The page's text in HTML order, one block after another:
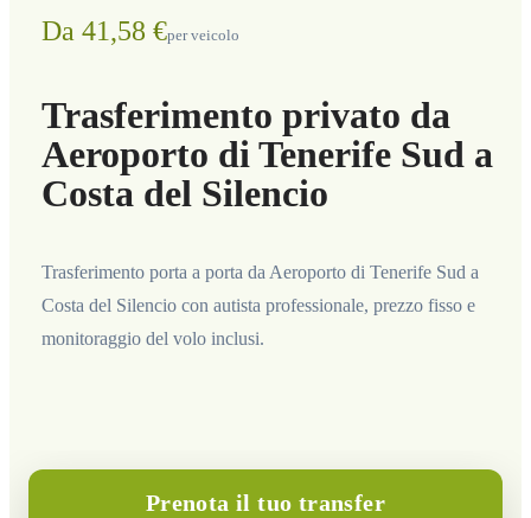
Da 41,58 €per veicolo
Trasferimento privato da
Aeroporto di Tenerife Sud a
Costa del Silencio
Trasferimento porta a porta da Aeroporto di Tenerife Sud a
Costa del Silencio con autista professionale, prezzo fisso e
monitoraggio del volo inclusi.
Prenota il tuo transfer